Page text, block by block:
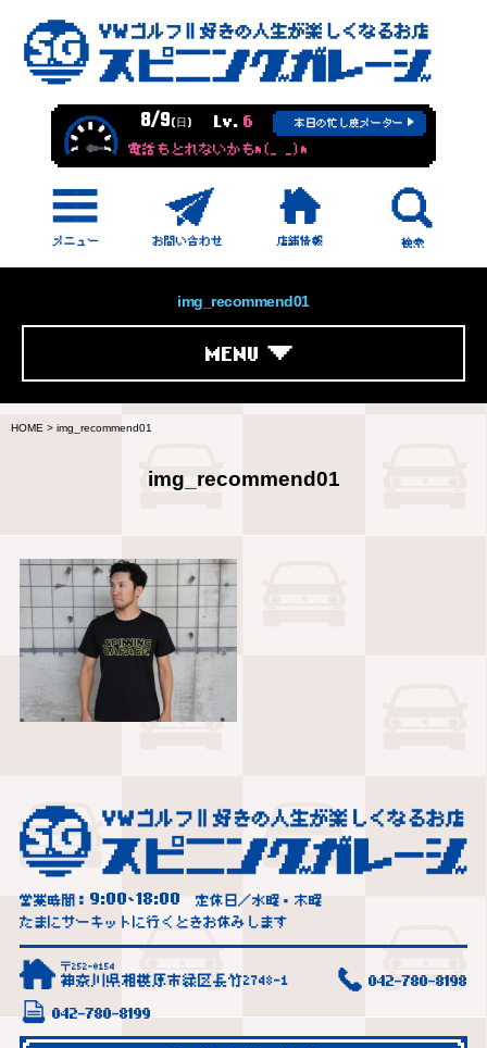
8/9(日) Lv. 6 本日の忙し度メーター
電話もとれないかもm(_ _)m
img_recommend01
MENU
HOME > img_recommend01
img_recommend01
営業時間： 9:00~18:00
定休日／水曜・木曜
たまにサーキットに行くときお休みします
〒252-0154
神奈川県相模原市緑区長竹2748-1 042-780-8198
042-780-8199